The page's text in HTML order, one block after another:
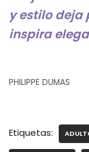
y estilo deja
inspira
PHILIPPE DUMAS
Etiquetas: